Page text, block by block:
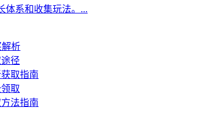
体系和收集玩法。...
析
径
取指南
取
法指南